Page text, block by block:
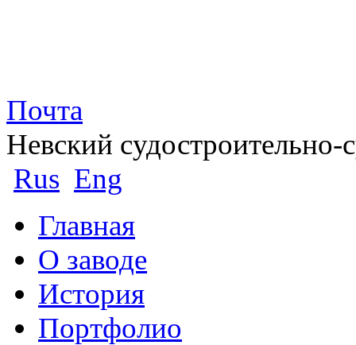
Почта
Невский
Rus Eng
Главная
О заводе
История
Портфолио